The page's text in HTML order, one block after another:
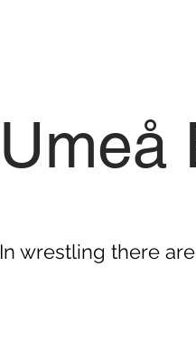
In wrestling there
Umeå